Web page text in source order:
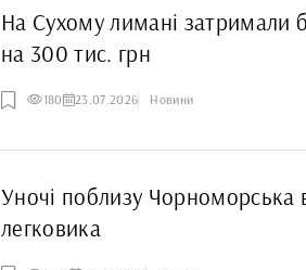
На Сухому лимані затримали
на 300 тис. грн
180 23.07.2026 Новини
Уночі поблизу Чорноморська
легковика